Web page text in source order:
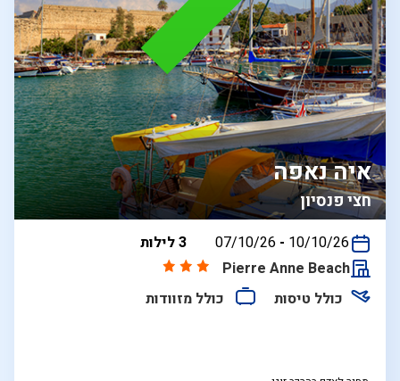
חצי פנסיון
איה נאפה
בין
07/10/26 - 10/10/26
3 לילות
Pierre Anne Beach
כולל טיסות
כולל מזוודות